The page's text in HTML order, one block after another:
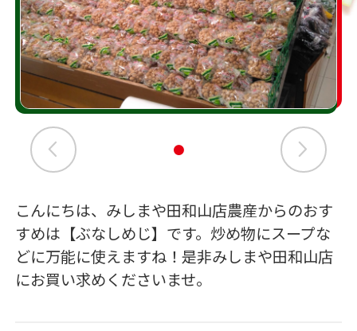
こんにちは、みしまや田和山店農産からのおす
すめは【ぶなしめじ】です。炒め物にスープな
どに万能に使えますね！是非みしまや田和山店
にお買い求めくださいませ。